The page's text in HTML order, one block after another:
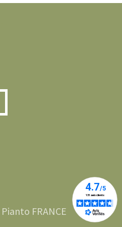
FRANCE